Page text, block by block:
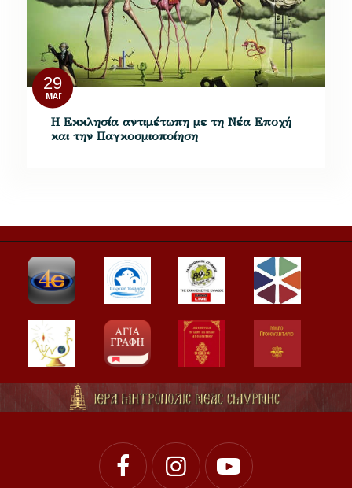
29
ΜΆΙ
Η Εκκλησία αντιμέτωπη με τη Νέα Εποχή
και την Παγκοσμιοποίηση